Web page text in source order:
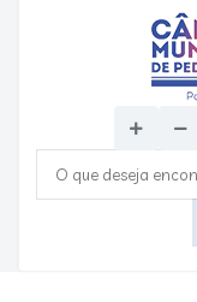
O que deseja